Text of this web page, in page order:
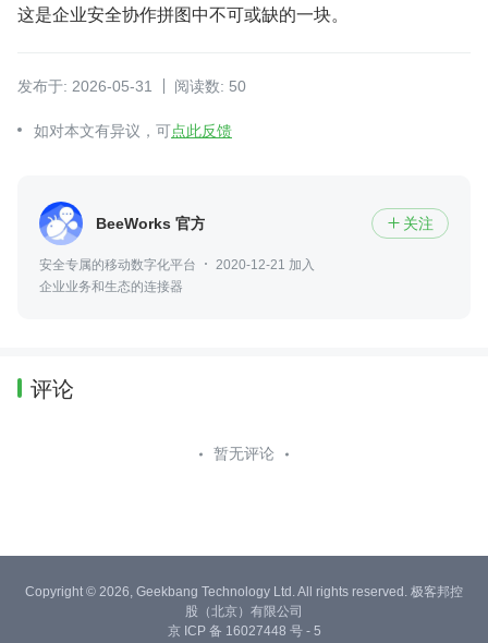
这是企业安全协作拼图中不可或缺的一块。
发布于: 2026-05-31 阅读数: 50
如对本文有异议，可点此反馈
BeeWorks 官方  关注
安全专属的移动数字化平台
2020-12-21 加入
企业业务和生态的连接器
评论
暂无评论
Copyright © 2026, Geekbang Technology Ltd. All rights reserved. 极客邦控
股（北京）有限公司
京 ICP 备 16027448 号 - 5